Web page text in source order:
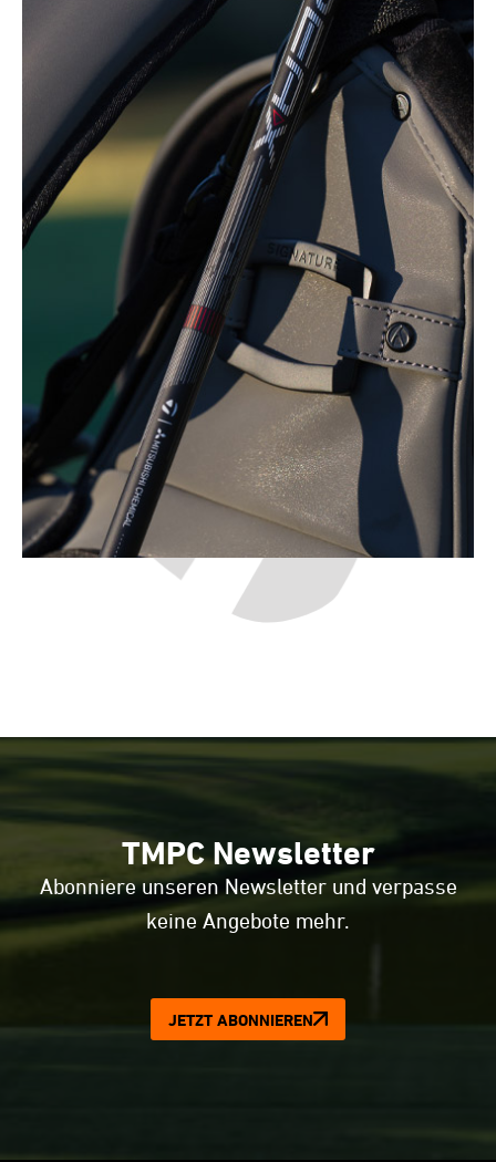
TMPC Newsletter
Abonniere unseren Newsletter und verpasse
keine Angebote mehr.
JETZT ABONNIEREN